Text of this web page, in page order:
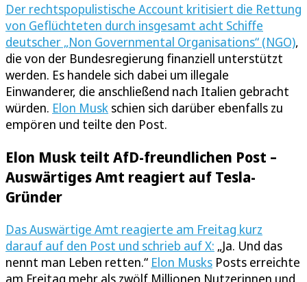
Der rechtspopulistische Account kritisiert die Rettung
von Geflüchteten durch insgesamt acht Schiffe
deutscher „Non Governmental Organisations“ (NGO),
die von der Bundesregierung finanziell unterstützt
werden. Es handele sich dabei um illegale
Einwanderer, die anschließend nach Italien gebracht
würden. Elon Musk schien sich darüber ebenfalls zu
empören und teilte den Post.
Elon Musk teilt AfD-freundlichen Post –
Auswärtiges Amt reagiert auf Tesla-
Gründer
Das Auswärtige Amt reagierte am Freitag kurz
darauf auf den Post und schrieb auf X: „Ja. Und das
nennt man Leben retten.“ Elon Musks Posts erreichte